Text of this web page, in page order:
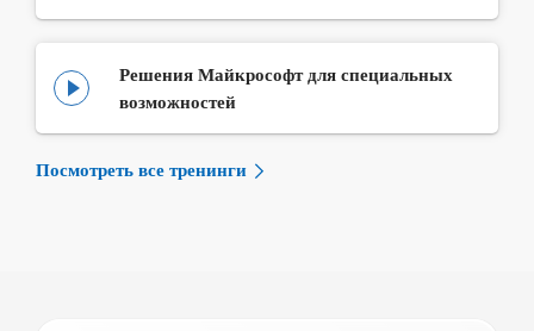

Решения Майкрософт для специальных
возможностей
Посмотреть все тренинги